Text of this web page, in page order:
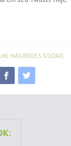
NAS REDES SOCIAIS